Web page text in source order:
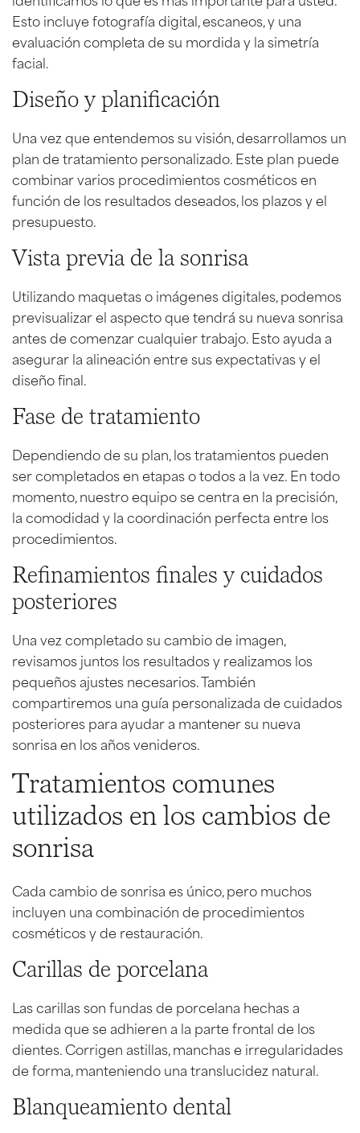
Esto incluye fotografía digital, escaneos, y una
evaluación completa de su mordida y la simetría
facial.
Diseño y planificación
Una vez que entendemos su visión, desarrollamos un
plan de tratamiento personalizado. Este plan puede
combinar varios procedimientos cosméticos en
función de los resultados deseados, los plazos y el
presupuesto.
Vista previa de la sonrisa
Utilizando maquetas o imágenes digitales, podemos
previsualizar el aspecto que tendrá su nueva sonrisa
antes de comenzar cualquier trabajo. Esto ayuda a
asegurar la alineación entre sus expectativas y el
diseño final.
Fase de tratamiento
Dependiendo de su plan, los tratamientos pueden
ser completados en etapas o todos a la vez. En todo
momento, nuestro equipo se centra en la precisión,
la comodidad y la coordinación perfecta entre los
procedimientos.
Refinamientos finales y cuidados
posteriores
Una vez completado su cambio de imagen,
revisamos juntos los resultados y realizamos los
pequeños ajustes necesarios. También
compartiremos una guía personalizada de cuidados
posteriores para ayudar a mantener su nueva
sonrisa en los años venideros.
Tratamientos comunes
utilizados en los cambios de
sonrisa
Cada cambio de sonrisa es único, pero muchos
incluyen una combinación de procedimientos
cosméticos y de restauración.
Carillas de porcelana
Las carillas son fundas de porcelana hechas a
medida que se adhieren a la parte frontal de los
dientes. Corrigen astillas, manchas e irregularidades
de forma, manteniendo una translucidez natural.
Blanqueamiento dental